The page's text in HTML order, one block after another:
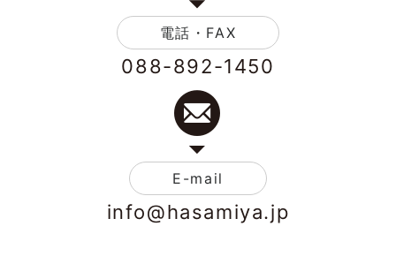
電話・FAX
088-892-1450
E-mail
info@hasamiya.jp